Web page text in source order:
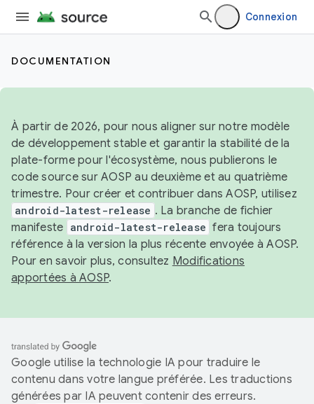
Connexion
DOCUMENTATION
À partir de 2026, pour nous aligner sur notre modèle
de développement stable et garantir la stabilité de la
plate-forme pour l'écosystème, nous publierons le
code source sur AOSP au deuxième et au quatrième
trimestre. Pour créer et contribuer dans AOSP, utilisez
android-latest-release . La branche de fichier
manifeste android-latest-release fera toujours
référence à la version la plus récente envoyée à AOSP.
Pour en savoir plus, consultez Modifications
apportées à AOSP.
Google utilise la technologie IA pour traduire le
contenu dans votre langue préférée. Les traductions
générées par IA peuvent contenir des erreurs.